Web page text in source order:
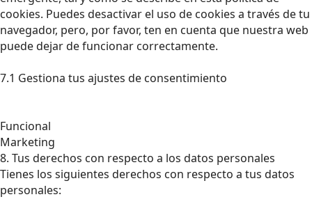
cookies. Puedes desactivar el uso de cookies a través de tu
navegador, pero, por favor, ten en cuenta que nuestra web
puede dejar de funcionar correctamente.
7.1 Gestiona tus ajustes de consentimiento
Funcional
Marketing
8. Tus derechos con respecto a los datos personales
Tienes los siguientes derechos con respecto a tus datos
personales: